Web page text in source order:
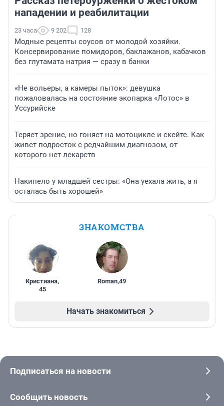
нападении и реабилитации
23 часа 9 202 128
Модные рецепты соусов от молодой хозяйки.
Консервирование помидоров, баклажанов, кабачков
без глутамата натрия — сразу в банки
«Не вольеры, а камеры пыток»: девушка
пожаловалась на состояние экопарка «Лотос» в
Уссурийске
Теряет зрение, но гоняет на мотоцикле и скейте. Как
живет подросток с редчайшим диагнозом, от
которого нет лекарств
Накипело у младшей сестры: «Она уехала жить, а я
осталась быть хорошей»
ЗНАКОМСТВА
Кристиана,
45
Roman,49
Начать знакомиться
Подписаться на новости
Сообщить новость